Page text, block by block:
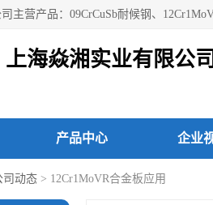
上海焱湘实业有限公
产品中心 企业
司动态 > 12Cr1MoVR合金板应用